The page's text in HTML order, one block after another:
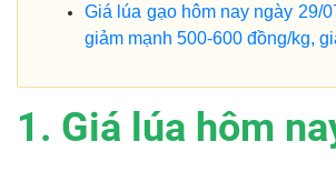
Giá lúa gạo hôm nay ngày 29/
giảm mạnh 500-600 đồng/kg,
1. Giá lúa hôm